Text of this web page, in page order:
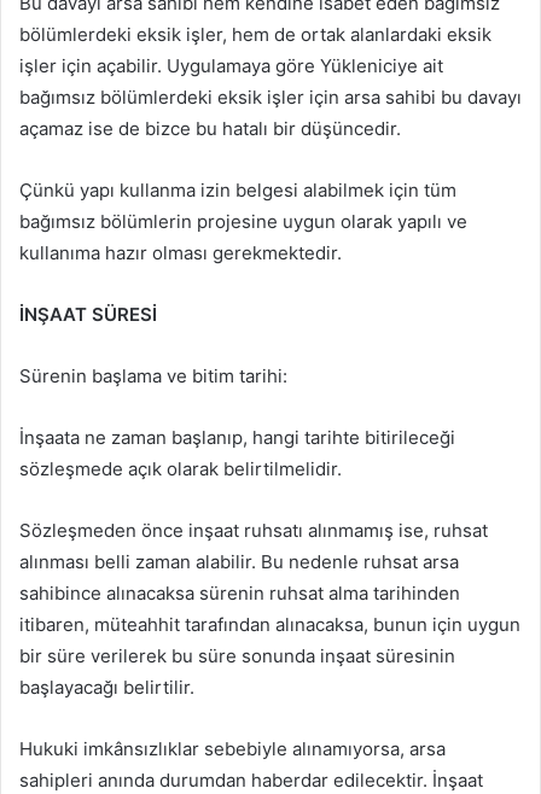
bölümlerdeki eksik işler, hem de ortak alanlardaki eksik
işler için açabilir. Uygulamaya göre Yükleniciye ait
bağımsız bölümlerdeki eksik işler için arsa sahibi bu davayı
açamaz ise de bizce bu hatalı bir düşüncedir.
Çünkü yapı kullanma izin belgesi alabilmek için tüm
bağımsız bölümlerin projesine uygun olarak yapılı ve
kullanıma hazır olması gerekmektedir.
İNŞAAT SÜRESİ
Sürenin başlama ve bitim tarihi:
İnşaata ne zaman başlanıp, hangi tarihte bitirileceği
sözleşmede açık olarak belirtilmelidir.
Sözleşmeden önce inşaat ruhsatı alınmamış ise, ruhsat
alınması belli zaman alabilir. Bu nedenle ruhsat arsa
sahibince alınacaksa sürenin ruhsat alma tarihinden
itibaren, müteahhit tarafından alınacaksa, bunun için uygun
bir süre verilerek bu süre sonunda inşaat süresinin
başlayacağı belirtilir.
Hukuki imkânsızlıklar sebebiyle alınamıyorsa, arsa
sahipleri anında durumdan haberdar edilecektir. İnşaat